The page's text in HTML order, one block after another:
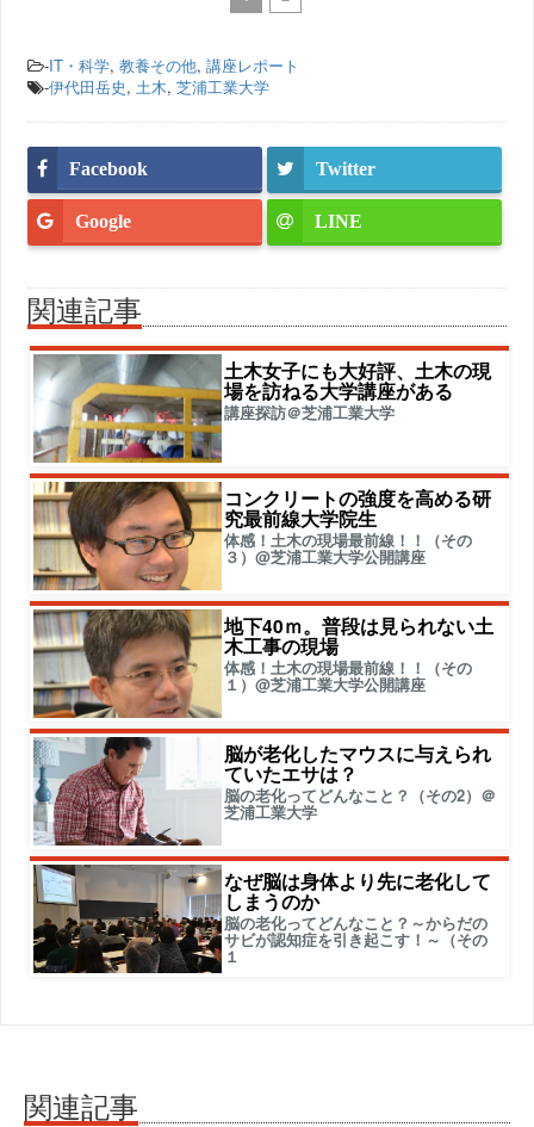
-IT・科学,教養その他,講座レポート
-伊代田岳史,土木,芝浦工業大学
Facebook Twitter
Google LINE
関連記事
土木女子にも大好評、土木の現
場を訪ねる大学講座がある
講座探訪＠芝浦工業大学
コンクリートの強度を高める研
究最前線大学院生
体感！土木の現場最前線！！（その
３）@芝浦工業大学公開講座
地下40ｍ。普段は見られない土
木工事の現場
体感！土木の現場最前線！！（その
１）@芝浦工業大学公開講座
脳が老化したマウスに与えられ
ていたエサは？
脳の老化ってどんなこと？（その2）＠
芝浦工業大学
なぜ脳は身体より先に老化して
しまうのか
脳の老化ってどんなこと？～からだの
サビが認知症を引き起こす！～（その
１
関連記事